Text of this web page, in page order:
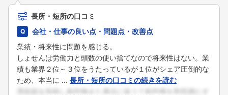
長所・短所の口コミ
会社・仕事の良い点・問題点・改善点
業績・将来性に問題を感じる。
しょせんは労働力と頭数の使い捨てなので将来性はない。業
績も業界２位～３位をうたっているが１位がシェア圧倒的な
ため、本当に ... 長所・短所の口コミの続きを読む